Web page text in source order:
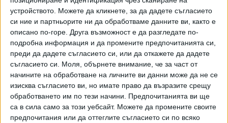
устройството. Можете да кликнете, за да дадете съгласието
си ние и партньорите ни да обработваме данните ви, както е
описано по-горе. Друга възможност е да разгледате по-
подробна информация и да промените предпочитанията си,
преди да дадете съгласието си, или да откажете да дадете
съгласието си.
Моля, обърнете внимание, че за част от
начините на обработване на личните ви данни може да не се
изисква съгласието ви, но имате право да възразите срещу
обработването им по тези начини. Предпочитанията ви ще
са в сила само за този уебсайт. Можете да промените своите
предпочитания или да оттеглите съгласието си по всяко
Хавайската Богородица заплака с фентанилови сълзи
Видео Разгледай всички